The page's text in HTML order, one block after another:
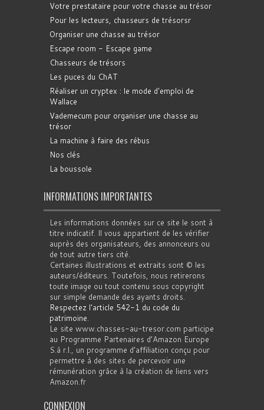
Votre prestataire pour votre chasse au trésor
Pour les lecteurs, chasseurs de trésorsr
Organiser une chasse au trésor
Escape room - Escape game
Chasseurs de trésors
Les puces du ChAT
Réaliser un cryptex : le mode d'emploi de
Wallace
Vademecum pour organiser une chasse au
trésor
La machine à faire des rébus
Nos clés
La boussole
INFORMATIONS IMPORTANTES
Les informations données sur ce site le sont à
titre indicatif. Il vous appartient de les vérifier
auprès des organisateurs, des annonceurs ou
de tout autre tiers cité.
Certaines illustrations et extraits sont © les
auteurs/éditeurs. Toutefois, nous retirerons
toute image ou tout contenu sous copyright
sur simple demande des ayants droits.
Respectez l'article 542-1 du code du
patrimoine.
Le site www.chasses-au-tresor.com participe
au Programme Partenaires d’Amazon Europe
S.à r.l., un programme d’affiliation conçu pour
permettre à des sites de percevoir une
rémunération grâce à la création de liens vers
Amazon.fr
CONNEXION